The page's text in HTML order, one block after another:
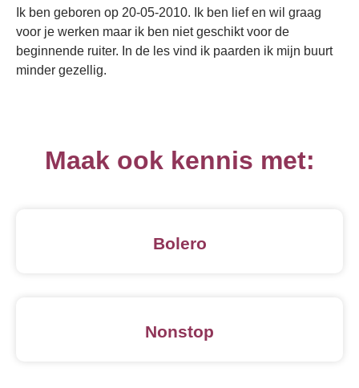
Ik ben geboren op 20-05-2010. Ik ben lief en wil graag
voor je werken maar ik ben niet geschikt voor de
beginnende ruiter. In de les vind ik paarden ik mijn buurt
minder gezellig.
Maak ook kennis met:
Bolero
Nonstop